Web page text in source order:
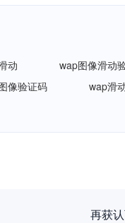
动
wap图像滑动
像验证码
wap滑
再获